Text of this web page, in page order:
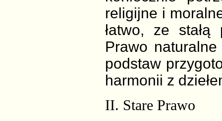
religijne i
łatwo, ze
Prawo
podstaw
harmonii z
II. Stare Prawo